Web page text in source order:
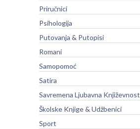
Priručnici
Psihologija
Putovanja & Putopisi
Romani
Samopomoć
Satira
Savremena Ljubavna Književnost
Školske Knjige & Udžbenici
Sport